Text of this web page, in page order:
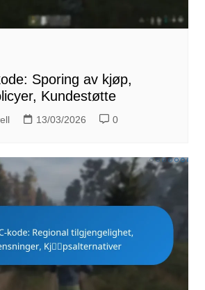
Sporing av kjøp,
Kundestøtte
13/03/2026 0